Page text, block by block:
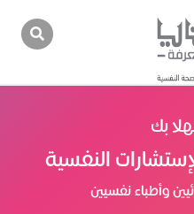
بك
النفسية
وأطباء نفسيين